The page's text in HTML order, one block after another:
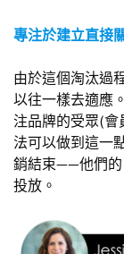
專注於建立直接
由於這個淘汰過
以往一樣去適應
注品牌的受眾(會
法可以做到這一
銷結束——他們的
投放。